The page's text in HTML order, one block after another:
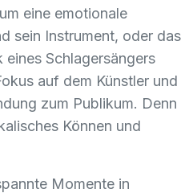
eine emotionale
sein Instrument, oder das
Schlagersängers
auf dem Künstler und
zum Publikum. Denn
Können und
Momente in